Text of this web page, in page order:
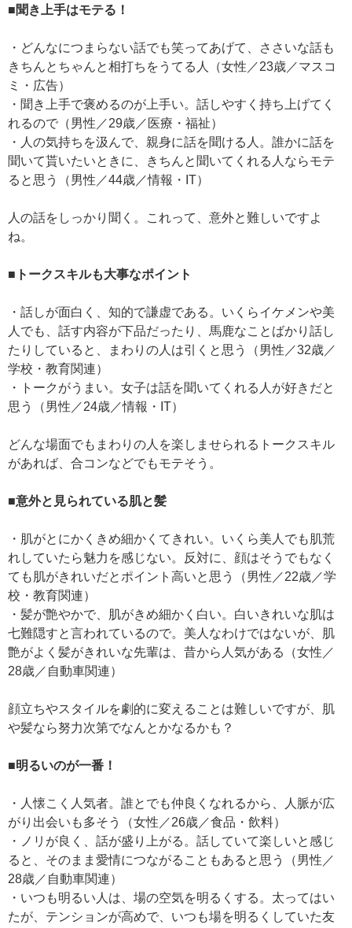
■聞き上手はモテる！
・どんなにつまらない話でも笑ってあげて、ささいな話も
きちんとちゃんと相打ちをうてる人（女性／23歳／マスコ
ミ・広告）
・聞き上手で褒めるのが上手い。話しやすく持ち上げてく
れるので（男性／29歳／医療・福祉）
・人の気持ちを汲んで、親身に話を聞ける人。誰かに話を
聞いて貰いたいときに、きちんと聞いてくれる人ならモテ
ると思う（男性／44歳／情報・IT）
人の話をしっかり聞く。これって、意外と難しいですよ
ね。
■トークスキルも大事なポイント
・話しが面白く、知的で謙虚である。いくらイケメンや美
人でも、話す内容が下品だったり、馬鹿なことばかり話し
たりしていると、まわりの人は引くと思う（男性／32歳／
学校・教育関連）
・トークがうまい。女子は話を聞いてくれる人が好きだと
思う（男性／24歳／情報・IT）
どんな場面でもまわりの人を楽しませられるトークスキル
があれば、合コンなどでもモテそう。
■意外と見られている肌と髪
・肌がとにかくきめ細かくてきれい。いくら美人でも肌荒
れしていたら魅力を感じない。反対に、顔はそうでもなく
ても肌がきれいだとポイント高いと思う（男性／22歳／学
校・教育関連）
・髪が艶やかで、肌がきめ細かく白い。白いきれいな肌は
七難隠すと言われているので。美人なわけではないが、肌
艶がよく髪がきれいな先輩は、昔から人気がある（女性／
28歳／自動車関連）
顔立ちやスタイルを劇的に変えることは難しいですが、肌
や髪なら努力次第でなんとかなるかも？
■明るいのが一番！
・人懐こく人気者。誰とでも仲良くなれるから、人脈が広
がり出会いも多そう（女性／26歳／食品・飲料）
・ノリが良く、話が盛り上がる。話していて楽しいと感じ
ると、そのまま愛情につながることもあると思う（男性／
28歳／自動車関連）
・いつも明るい人は、場の空気を明るくする。太ってはい
たが、テンションが高めで、いつも場を明るくしていた友